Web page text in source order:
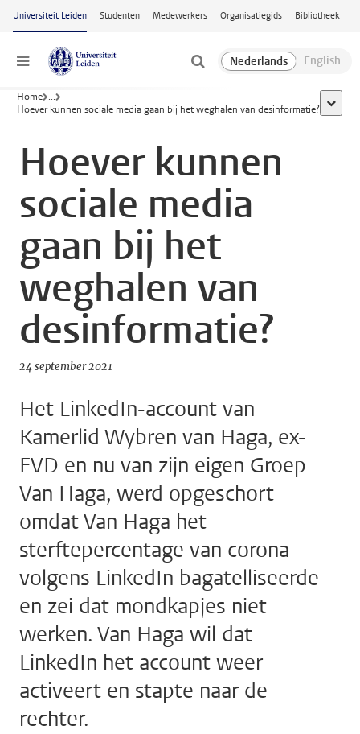
Ga naar hoofdinhoud
Universiteit Leiden Studenten Medewerkers Organisatiegids Bibliotheek
Menu
Home ...
Hoever kunnen sociale media gaan bij het weghalen van desinformatie? toon
Hoever kunnen
sociale media
gaan bij het
weghalen van
desinformatie?
24 september 2021
Het LinkedIn-account van
Kamerlid Wybren van Haga, ex-
FVD en nu van zijn eigen Groep
Van Haga, werd opgeschort
omdat Van Haga het
sterftepercentage van corona
volgens LinkedIn bagatelliseerde
en zei dat mondkapjes niet
werken. Van Haga wil dat
LinkedIn het account weer
activeert en stapte naar de
rechter.